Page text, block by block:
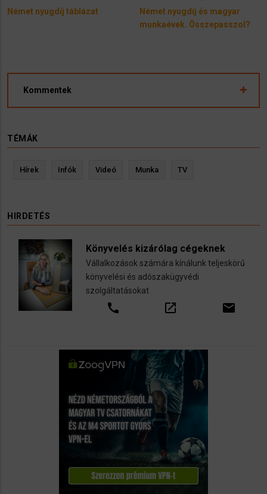
Német nyugdíj táblázat
Német nyugdíj és magyar
munkaévek. Összepasszol?
Kommentek
TÉMÁK
Hírek Infók Videó Munka TV
HIRDETÉS
Könyvelés kizárólag cégeknek
Vállalkozások számára kínálunk teljeskörű
könyvelési és adószakügyvédi
szolgáltatásokat
call open_in_new email